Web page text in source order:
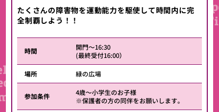
たくさんの障害物を運動能力を駆使して時間内に完
全制覇しよう！！
時間
開門～16:30
(最終受付16:00）
場所
緑の広場
参加条件
4歳～小学生のお子様
※保護者の方の同伴をお願いします。